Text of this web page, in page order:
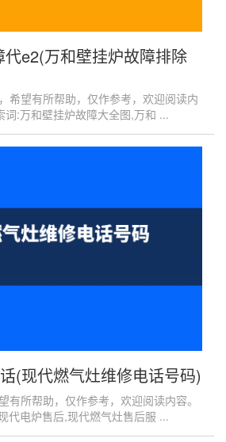
e2(万和壁挂炉故障排除
希望有所帮助，仅作参考，欢迎阅读内
词:万和壁挂炉故障大全图,万和 ...
(现代燃气灶维修电话号码)
有所帮助，仅作参考，欢迎阅读内容。
代电炉售后,现代燃气灶售后服 ...